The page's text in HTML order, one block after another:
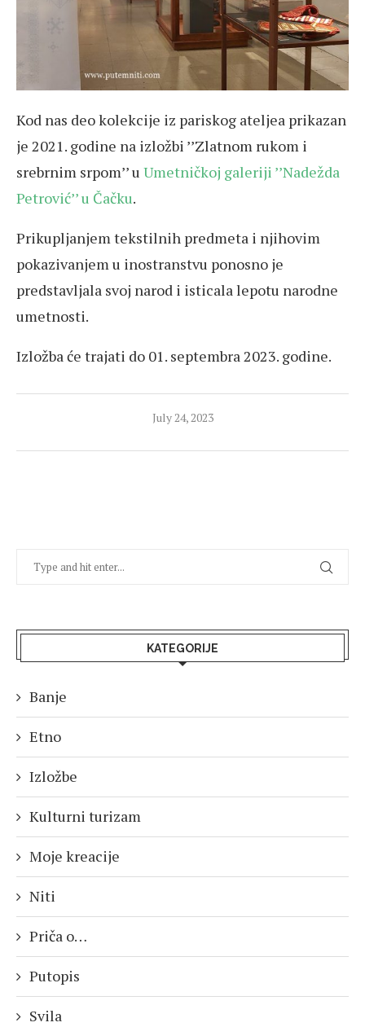
Kod nas deo kolekcije iz pariskog ateljea prikazan
je 2021. godine na izložbi ’’Zlatnom rukom i
srebrnim srpom’’ u Umetničkoj galeriji ’’Nadežda
Petrović’’ u Čačku.
Prikupljanjem tekstilnih predmeta i njihovim
pokazivanjem u inostranstvu ponosno je
predstavljala svoj narod i isticala lepotu narodne
umetnosti.
Izložba će trajati do 01. septembra 2023. godine.
July 24, 2023
KATEGORIJE
Banje
Etno
Izložbe
Kulturni turizam
Moje kreacije
Niti
Priča o…
Putopis
Svila